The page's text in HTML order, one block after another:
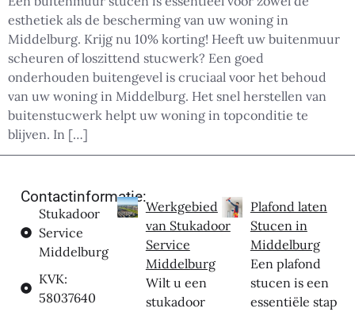
esthetiek als de bescherming van uw woning in
Middelburg. Krijg nu 10% korting! Heeft uw buitenmuur
scheuren of loszittend stucwerk? Een goed
onderhouden buitengevel is cruciaal voor het behoud
van uw woning in Middelburg. Het snel herstellen van
buitenstucwerk helpt uw woning in topconditie te
blijven. In […]
Contactinformatie:
Stukadoor
Service
Middelburg
KVK:
58037640
Werkgebied
van Stukadoor
Service
Middelburg
Wilt u een
stukadoor
Plafond laten
Stucen in
Middelburg
Een plafond
stucen is een
essentiële stap